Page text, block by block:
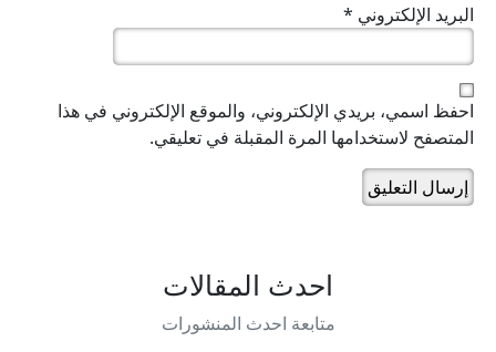
البريد الإلكتروني *
احفظ اسمي، بريدي الإلكتروني، والموقع الإلكتروني في هذا
المتصفح لاستخدامها المرة المقبلة في تعليقي.
احدث المقالات
متابعة احدث المنشورات